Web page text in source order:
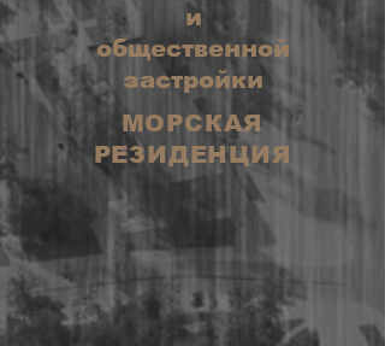
и
общественной
застройки
МОРСКАЯ
РЕЗИДЕНЦИЯ